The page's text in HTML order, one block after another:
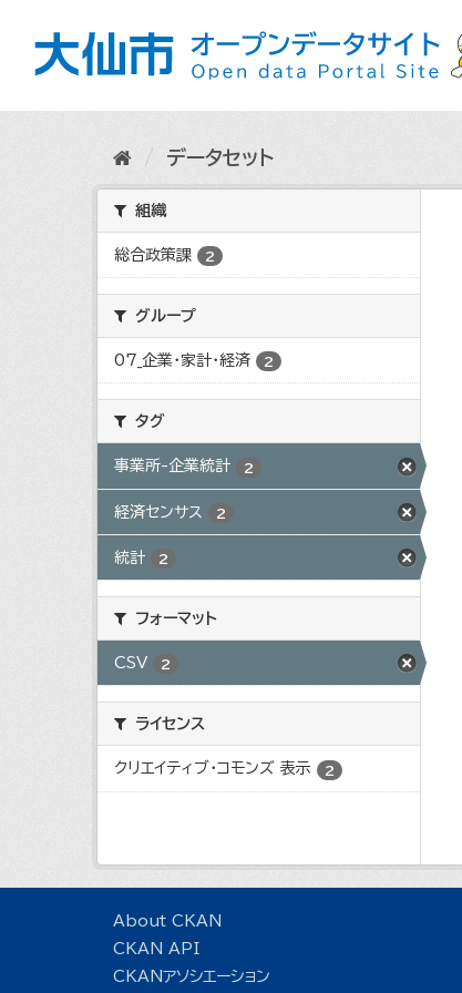
データセット
組織
総合政策課 2
グループ
07_企業・家計・経済 2
タグ
事業所-企業統計 2
経済センサス 2
統計 2
フォーマット
CSV 2
ライセンス
クリエイティブ・コモンズ 表示 2
About CKAN
CKAN API
CKANアソシエーション